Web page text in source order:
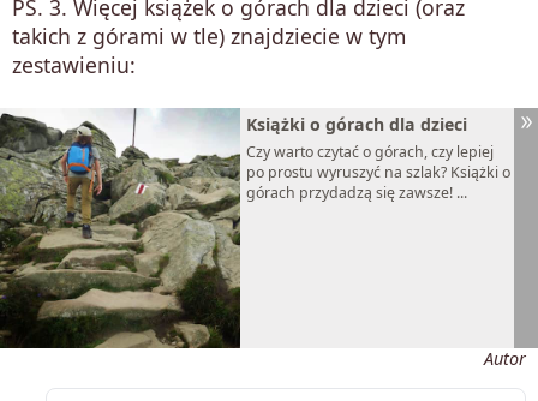
PS. 3. Więcej książek o górach dla dzieci (oraz
takich z górami w tle) znajdziecie w tym
zestawieniu:
Książki o górach dla dzieci
Czy warto czytać o górach, czy lepiej
po prostu wyruszyć na szlak? Książki o
górach przydadzą się zawsze! ...
Autor